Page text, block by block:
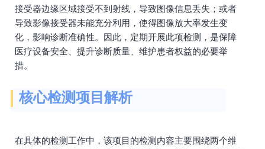
接受器边缘区域接受不到射线，导致图像信息丢失；或者
导致影像接受器未能充分利用，使得图像放大率发生变
化，影响诊断准确性。因此，定期开展此项检测，是保障
医疗设备安全、提升诊断质量、维护患者权益的必要举
措。
核心检测项目解析
在具体的检测工作中，该项目的检测内容主要围绕两个维